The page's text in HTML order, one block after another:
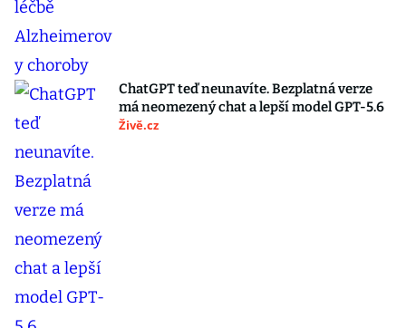
ChatGPT teď neunavíte. Bezplatná verze
má neomezený chat a lepší model GPT-5.6
Živě.cz